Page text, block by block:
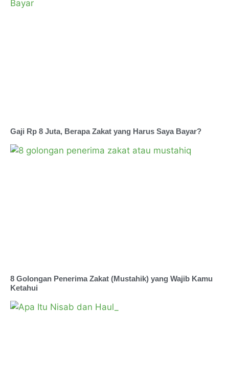
Gaji Rp 8 Juta, Berapa Zakat yang Harus Saya Bayar?
8 Golongan Penerima Zakat (Mustahik) yang Wajib Kamu
Ketahui